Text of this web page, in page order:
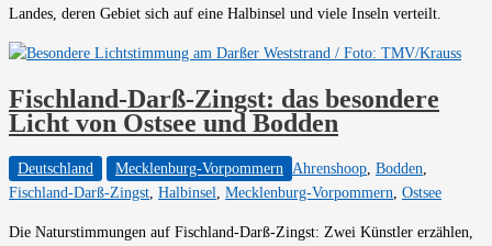
Landes, deren Gebiet sich auf eine Halbinsel und viele Inseln verteilt.
Fischland-Darß-Zingst: das besondere
Licht von Ostsee und Bodden
Deutschland Mecklenburg-Vorpommern Ahrenshoop, Bodden,
Fischland-Darß-Zingst, Halbinsel, Mecklenburg-Vorpommern, Ostsee
Die Naturstimmungen auf Fischland-Darß-Zingst: Zwei Künstler erzählen,